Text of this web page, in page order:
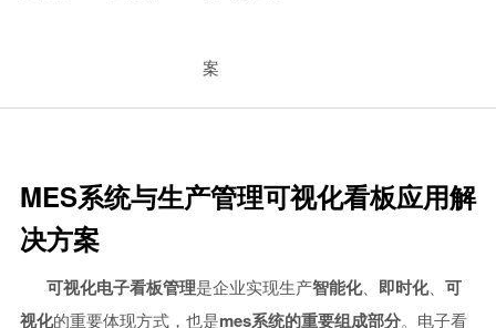
案
MES系统与生产管理可视化看板应用解
决方案
可视化电子看板管理是企业实现生产智能化、 即时化、 可
视化的重要体现方式，也是mes系统的重要组成部分。电子看